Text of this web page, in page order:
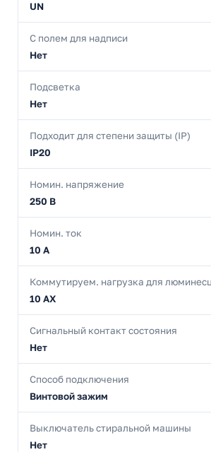
UN
С полем для надписи
Нет
Подсветка
Нет
Подходит для степени защиты (IP)
IP20
Номин. напряжение
250 В
Номин. ток
10 А
Коммутируем. нагрузка для
10 AX
Сигнальный контакт состояния
Нет
Способ подключения
Винтовой зажим
Выключатель стиральной машины
Нет